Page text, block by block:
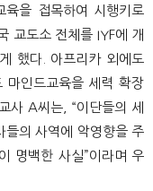
육을 접목하여 시행키로
교도소 전체를 IYF에 개
했다. 아프리카 외에도
마인드교육을 세력 확장
사 A씨는, “이단들의 세
들의 사역에 악영향을 주
명백한 사실”이라며 우